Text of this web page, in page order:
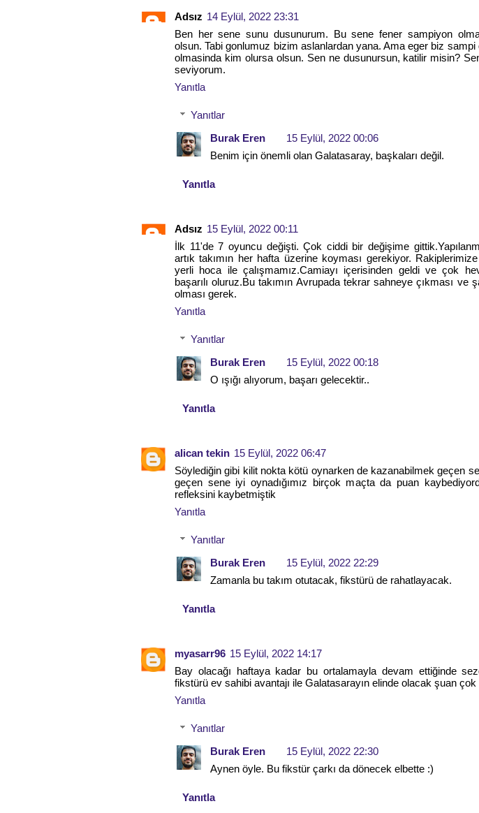
Adsız 14 Eylül, 2022 23:31
Ben her sene sunu dusunurum. Bu sene fener sampiyon
olsun. Tabi gonlumuz bizim aslanlardan yana. Ama eger biz
olmasinda kim olursa olsun. Sen ne dusunursun, katilir misin?
seviyorum.
Yanıtla
Yanıtlar
Burak Eren
15 Eylül, 2022 00:06
Benim için önemli olan Galatasaray, başkaları değil.
Yanıtla
Adsız 15 Eylül, 2022 00:11
İlk 11'de 7 oyuncu değişti. Çok ciddi bir değişime
artık takımın her hafta üzerine koyması gerekiyor. Rakiplerimize
yerli hoca ile çalışmamız.Camiayı içerisinden geldi ve çok
başarılı oluruz.Bu takımın Avrupada tekrar sahneye çıkması ve
olması gerek.
Yanıtla
Yanıtlar
Burak Eren
15 Eylül, 2022 00:18
O ışığı alıyorum, başarı gelecektir..
Yanıtla
alican tekin 15 Eylül, 2022 06:47
Söylediğin gibi kilit nokta kötü oynarken de kazanabilmek geçen
geçen sene iyi oynadığımız birçok maçta da puan
refleksini kaybetmiştik
Yanıtla
Yanıtlar
Burak Eren
15 Eylül, 2022 22:29
Zamanla bu takım otutacak, fikstürü de rahatlayacak.
Yanıtla
myasarr96 15 Eylül, 2022 14:17
Bay olacağı haftaya kadar bu ortalamayla devam ettiğinde
fikstürü ev sahibi avantajı ile Galatasarayın elinde olacak şuan
Yanıtla
Yanıtlar
Burak Eren
15 Eylül, 2022 22:30
Aynen öyle. Bu fikstür çarkı da dönecek elbette :)
Yanıtla